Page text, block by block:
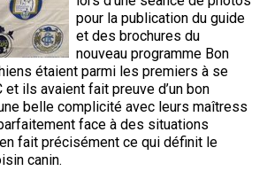
courants
(miniature)
évaluateurs et les clubs
CGN
sur la santé des races
des éleveurs
national du CCC 2026
pour beagles
vendredi
h
frais
pour la publication du guide
et des brochures du
nouveau programme Bon
étaient parmi les premiers à se
ils avaient fait preuve d’un bon
belle complicité avec leurs maîtress
face à des situations
fait précisément ce qui définit le
canin.